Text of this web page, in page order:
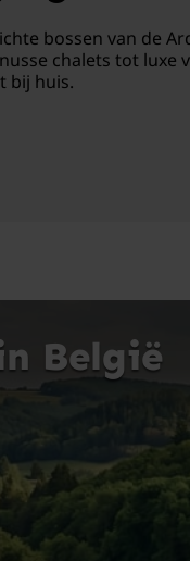
bossen van de
chalets tot luxe
bij huis.
België